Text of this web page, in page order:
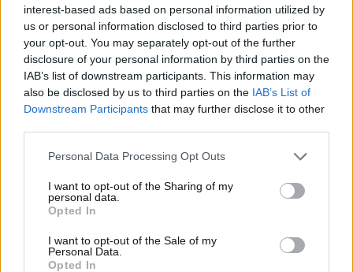
interest-based ads based on personal information utilized by
us or personal information disclosed to third parties prior to
your opt-out. You may separately opt-out of the further
disclosure of your personal information by third parties on the
IAB’s list of downstream participants. This information may
also be disclosed by us to third parties on the IAB’s List of
Downstream Participants that may further disclose it to other
Personal Data Processing Opt Outs
I want to opt-out of the Sharing of my
personal data.
Opted In
I want to opt-out of the Sale of my
Personal Data.
Opted In
Geolier “beccato” così dai
suoi fans, che auto
imponente
Il rapper napoletano è noto per essere molto
disponibile con i fans. Anni fa, aveva fatto
impressione il video di quando una macchinata di
reazione di Emanuele?Accostare, fare foto e video
con tuttie ringraziarli. Un comportamento che
a bordo di una Rolls Royce!